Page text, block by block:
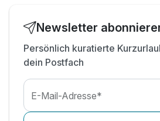
Newsletter
Persönlich kuratierte
dein Postfach
E-Mail-Adresse*